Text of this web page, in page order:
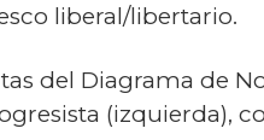
liberal/libertario.
del Diagrama de
(izquierda),